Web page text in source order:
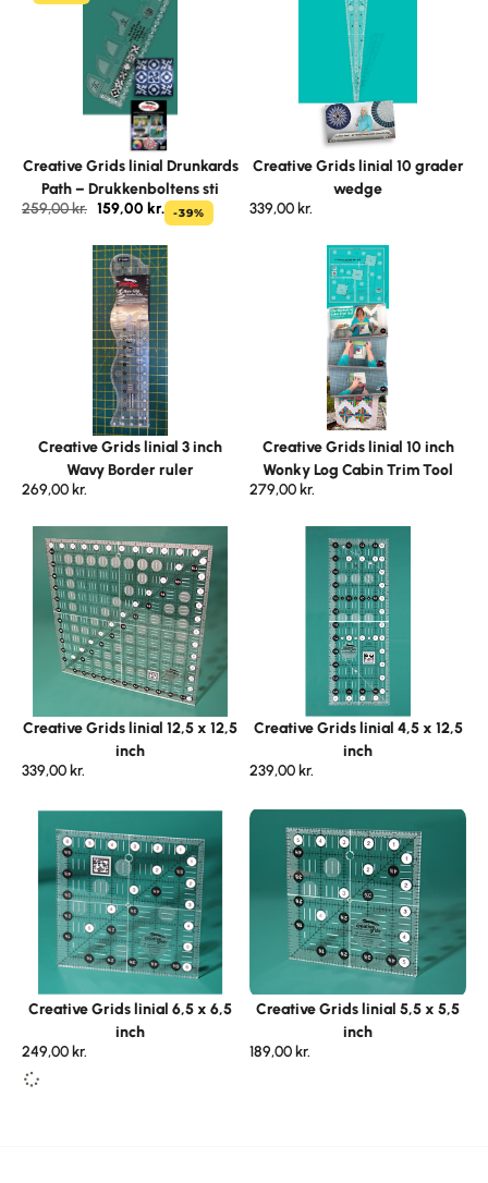
Creative Grids linial Drunkards
Path – Drukkenboltens sti
259,00kr. 159,00 kr. -39%
Creative Grids linial 10 grader
wedge
339,00 kr.
Creative Grids linial 3 inch
Wavy Border ruler
269,00 kr.
Creative Grids linial 10 inch
Wonky Log Cabin Trim Tool
279,00 kr.
Creative Grids linial 12,5 x 12,5
inch
339,00 kr.
Creative Grids linial 4,5 x 12,5
inch
239,00 kr.
Creative Grids linial 6,5 x 6,5
inch
249,00 kr.
Creative Grids linial 5,5 x 5,5
inch
189,00 kr.